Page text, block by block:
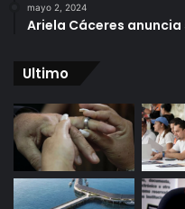
mayo 2, 2024
Ariela Cáceres anuncia
Ultimo